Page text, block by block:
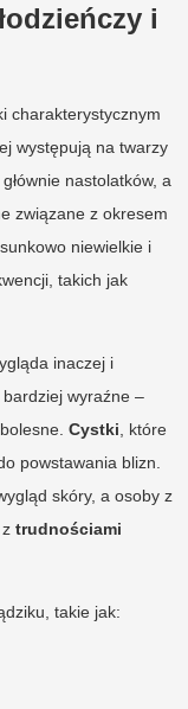
i
charakterystycznym
występują na twarzy
nastolatków, a
związane z okresem
niewielkie i
takich jak
inaczej i
wyraźne –
Cystki , które
powstawania blizn.
skóry, a osoby z
trudnościami
takie jak: